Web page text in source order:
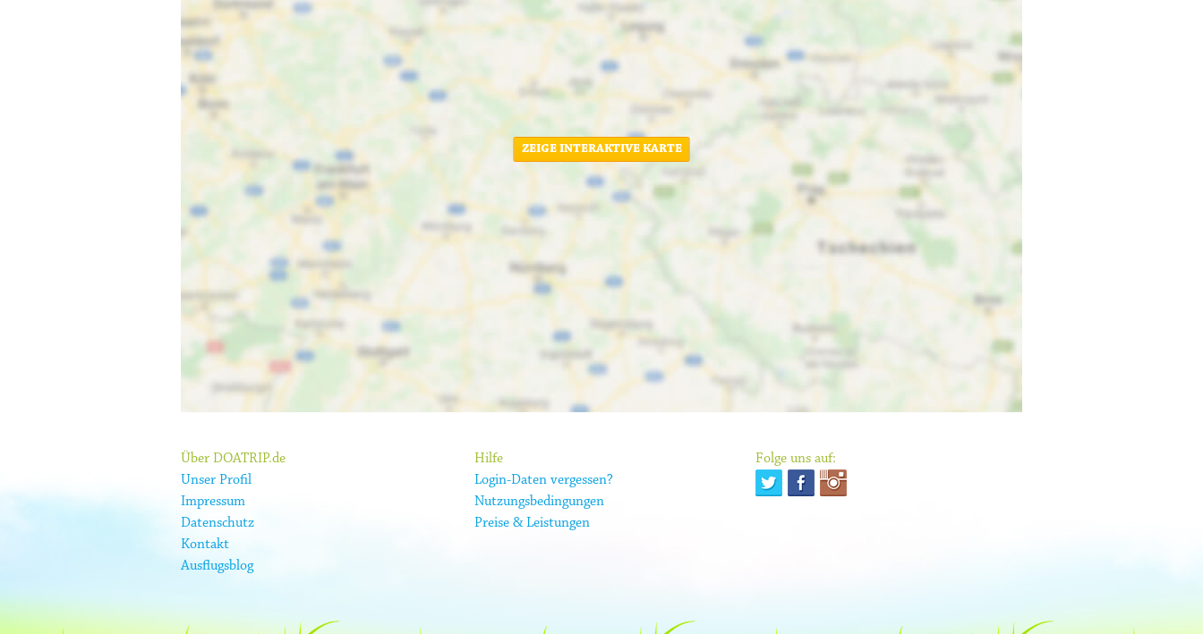
ZEIGE INTERAKTIVE KARTE
Über DOATRIP.de
Unser Profil
Impressum
Datenschutz
Kontakt
Ausflugsblog
Hilfe
Login-Daten vergessen?
Nutzungsbedingungen
Preise & Leistungen
Folge uns auf: